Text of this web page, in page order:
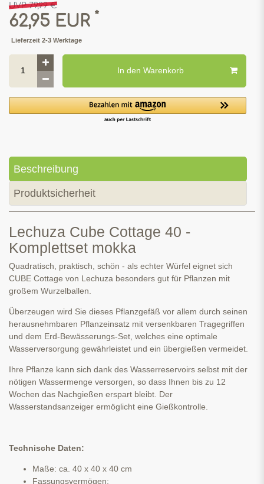
UVP 79,99 €
62,95 EUR *
Lieferzeit 2-3 Werktage
In den Warenkorb
Beschreibung
Produktsicherheit
Lechuza Cube Cottage 40 -
Komplettset mokka
Quadratisch, praktisch, schön - als echter Würfel eignet sich
CUBE Cottage von Lechuza besonders gut für Pflanzen mit
großem Wurzelballen.
Überzeugen wird Sie dieses Pflanzgefäß vor allem durch seinen
herausnehmbaren Pflanzeinsatz mit versenkbaren Tragegriffen
und dem Erd-Bewässerungs-Set, welches eine optimale
Wasserversorgung gewährleistet und ein übergießen vermeidet.
Ihre Pflanze kann sich dank des Wasserreservoirs selbst mit der
nötigen Wassermenge versorgen, so dass Ihnen bis zu 12
Wochen das Nachgießen erspart bleibt. Der
Wasserstandsanzeiger ermöglicht eine Gießkontrolle.
Technische Daten:
Maße: ca. 40 x 40 x 40 cm
Fassungsvermögen: